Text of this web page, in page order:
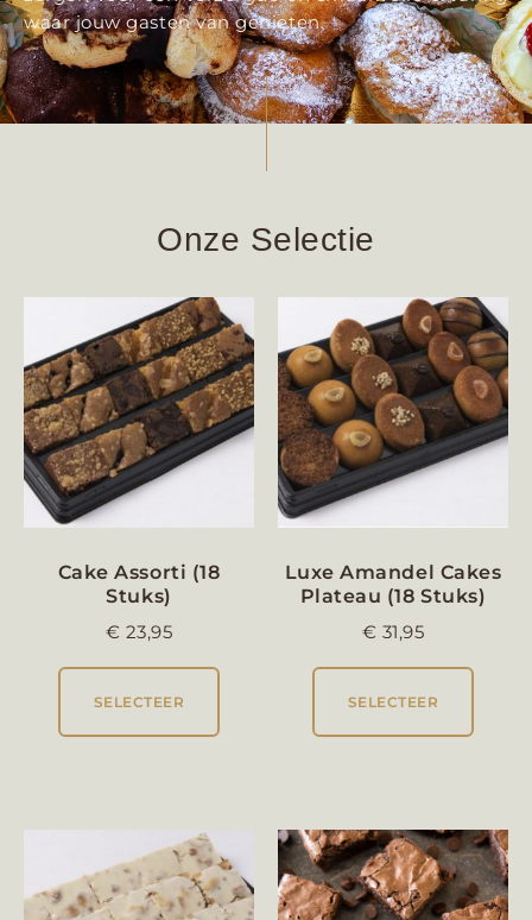
waar jouw gasten van genieten.
Onze Selectie
Cake Assorti (18
Stuks)
€ 23,95
SELECTEER
Luxe Amandel Cakes
Plateau (18 Stuks)
€ 31,95
SELECTEER